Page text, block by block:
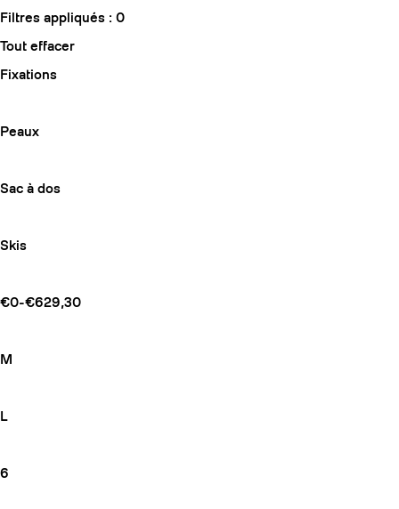
Filtres appliqués : 0
Tout effacer
Fixations
Peaux
Sac à dos
Skis
€0-€629,30
M
L
6